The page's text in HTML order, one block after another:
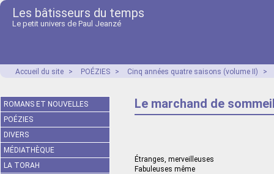
Les bâtisseurs du temps
Le petit univers de Paul Jeanzé
Accueil du site > POÉZIES > Cinq années quatre saisons (volume II) >
Le marchand de
Étranges, merveilleuses
Fabuleuses même
ROMANS ET NOUVELLES
POÉZIES
DIVERS
MÉDIATHÈQUE
LA TORAH